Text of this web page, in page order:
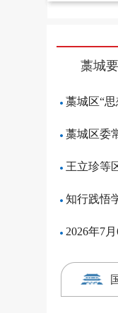
藁城
藁城区“
藁城区委
王立珍等
知行践悟
2026年7